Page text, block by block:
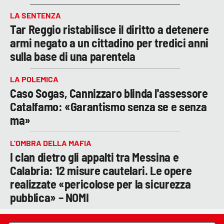
LA SENTENZA
Tar Reggio ristabilisce il diritto a detenere
armi negato a un cittadino per tredici anni
sulla base di una parentela
LA POLEMICA
Caso Sogas, Cannizzaro blinda l'assessore
Catalfamo: «Garantismo senza se e senza
ma»
L’OMBRA DELLA MAFIA
I clan dietro gli appalti tra Messina e
Calabria: 12 misure cautelari. Le opere
realizzate «pericolose per la sicurezza
pubblica» – NOMI